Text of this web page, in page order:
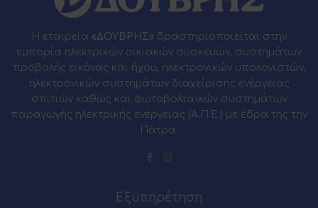
Η εταιρεία «ΔΟΥΒΡΗΣ» δραστηριοποιείται στην
εμπορία ηλεκτρικών οικιακών συσκευών, συστημάτων
προβολής εικόνας και ήχου, ηλεκτρονικών υπολογιστών,
ηλεκτρονικών συστημάτων διαχείρισης ενέργειας
σπιτιών καθώς και φωτοβολταϊκών συστημάτων
παραγωγής ηλεκτρικής ενέργειας (Α.Π.Ε.) με έδρα της την
Πάτρα.
Εξυπηρέτηση